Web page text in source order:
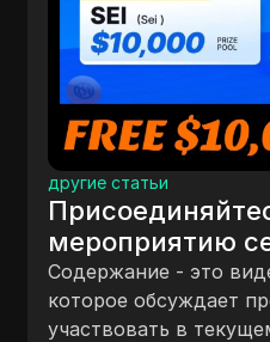
другие статьи
мероприятию
получите
SEI на свой
Содержание - это
которое обсуждает
участвовать в